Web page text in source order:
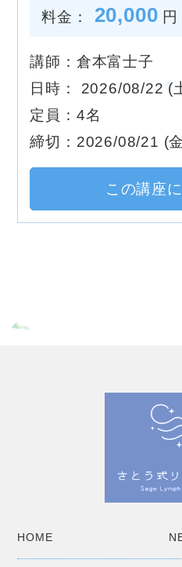
料金： 20,000 円
講師：倉本富士子
日時： 2026/08/22 (
定員：4名
締切：2026/08/21 (
この講座
HOME